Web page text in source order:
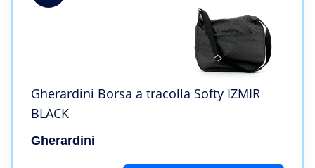
Gherardini Borsa a tracolla Softy IZMIR
BLACK
Gherardini